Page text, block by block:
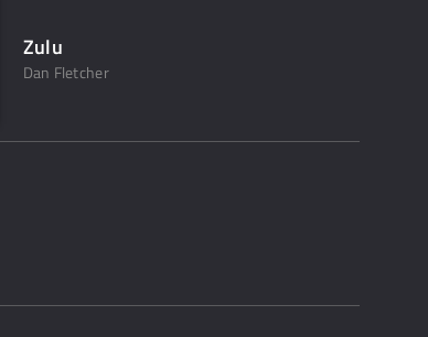
Zulu
Dan Fletcher